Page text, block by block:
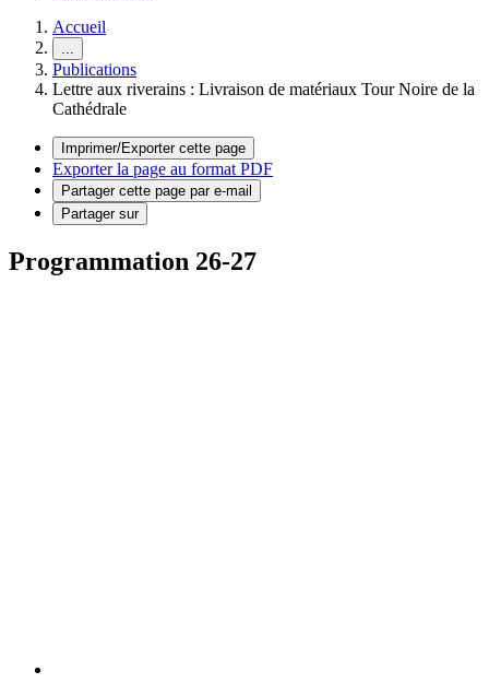
Accueil
...
Publications
Lettre aux riverains : Livraison de matériaux Tour Noire de la
Cathédrale
Imprimer/Exporter cette page
Exporter la page au format PDF
Partager cette page par e-mail
Partager sur
Programmation 26-27